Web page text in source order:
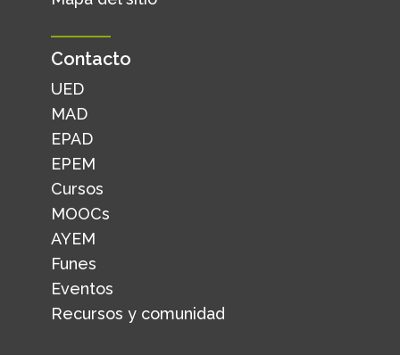
Contacto
UED
MAD
EPAD
EPEM
Cursos
MOOCs
AYEM
Funes
Eventos
Recursos y comunidad